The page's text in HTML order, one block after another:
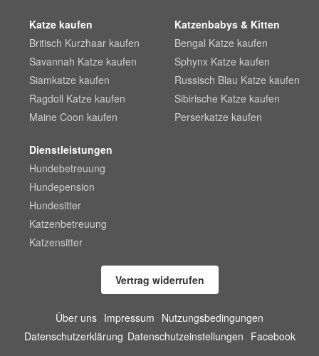
Katze kaufen
Britisch Kurzhaar kaufen
Savannah Katze kaufen
Siamkatze kaufen
Ragdoll Katze kaufen
Maine Coon kaufen
Katzenbabys & Kitten
Bengal Katze kaufen
Sphynx Katze kaufen
Russisch Blau Katze kaufen
Sibirische Katze kaufen
Perserkatze kaufen
Dienstleistungen
Hundebetreuung
Hundepension
Hundesitter
Katzenbetreuung
Katzensitter
Vertrag widerrufen
Über uns Impressum Nutzungsbedingungen
Datenschutzerklärung Datenschutzeinstellungen Facebook